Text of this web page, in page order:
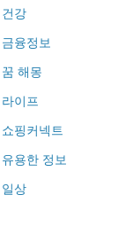
건강
금융정보
꿈 해몽
라이프
쇼핑커넥트
유용한 정보
일상